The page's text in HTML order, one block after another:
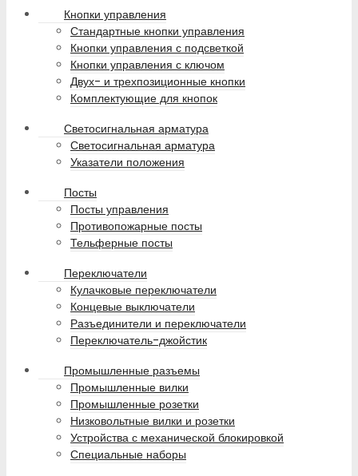
Кнопки управления
Стандартные кнопки управления
Кнопки управления с подсветкой
Кнопки управления с ключом
Двух- и трехпозиционные кнопки
Комплектующие для кнопок
Светосигнальная арматура
Светосигнальная арматура
Указатели положения
Посты
Посты управления
Противопожарные посты
Тельферные посты
Переключатели
Кулачковые переключатели
Концевые выключатели
Разъединители и переключатели
Переключатель-джойстик
Промышленные разъемы
Промышленные вилки
Промышленные розетки
Низковольтные вилки и розетки
Устройства с механической блокировкой
Специальные наборы